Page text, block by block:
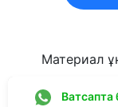
Материал
Ватсапта